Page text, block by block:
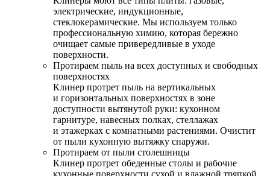
электрические, индукционные,
стеклокерамические. Мы используем только
профессиональную химию, которая бережно
очищает самые привередливые в уходе
поверхности.
Протираем пыль на всех доступных и свободных
поверхностях
Клинер протрет пыль на вертикальных
и горизонтальных поверхностях в зоне
доступности вытянутой руки: кухонном
гарнитуре, навесных полках, стеллажах
и этажерках с комнатными растениями. Очистит
от пыли кухонную вытяжку снаружи.
Протираем от пыли столешницы
Клинер протрет обеденные столы и рабочие
кухонные поверхности сухой и влажной тряпкой.